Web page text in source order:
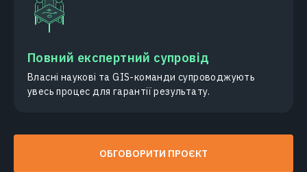
Повний експертний супровід
Власні наукові та GIS-команди супроводжують
увесь процес для гарантії результату.
ОБГОВОРИТИ ПРОЄКТ